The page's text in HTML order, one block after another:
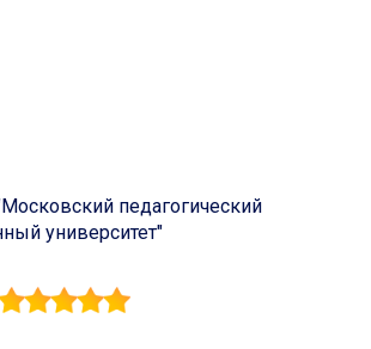
педагогический
университет"